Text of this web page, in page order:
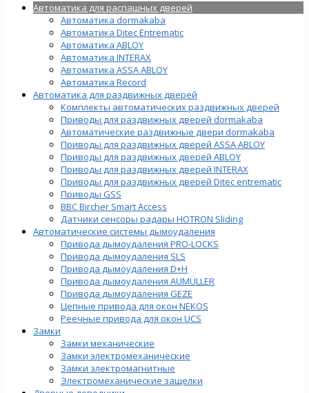
Автоматика для распашных дверей
Автоматика dormakaba
Автоматика Ditec Entrematic
Автоматика ABLOY
Автоматика INTERAX
Автоматика ASSA ABLOY
Автоматика Record
Автоматика для раздвижных дверей
Комплекты автоматических раздвижных дверей
Приводы для раздвижных дверей dormakaba
Автоматические раздвижные двери dormakaba
Приводы для раздвижных дверей ASSA ABLOY
Приводы для раздвижных дверей ABLOY
Приводы для раздвижных дверей INTERAX
Приводы для раздвижных дверей Ditec entrematic
Приводы GSS
BBC Bircher Smart Access
Датчики сенсоры радары HOTRON Sliding
Автоматические системы дымоудаления
Привода дымоудаления PRO-LOCKS
Привода дымоудаления SLS
Привода дымоудаления D+H
Привода дымоудаления AUMÜLLER
Привода дымоудаления GEZE
Цепные привода для окон NEKOS
Реечные привода для окон UСS
Замки
Замки механические
Замки электромеханические
Замки электромагнитные
Электромеханические защелки